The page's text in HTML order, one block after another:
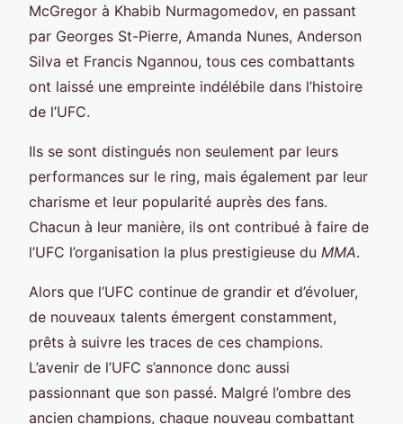
McGregor à Khabib Nurmagomedov, en passant
par Georges St-Pierre, Amanda Nunes, Anderson
Silva et Francis Ngannou, tous ces combattants
ont laissé une empreinte indélébile dans l’histoire
de l’UFC.
Ils se sont distingués non seulement par leurs
performances sur le ring, mais également par leur
charisme et leur popularité auprès des fans.
Chacun à leur manière, ils ont contribué à faire de
l’UFC l’organisation la plus prestigieuse du MMA.
Alors que l’UFC continue de grandir et d’évoluer,
de nouveaux talents émergent constamment,
prêts à suivre les traces de ces champions.
L’avenir de l’UFC s’annonce donc aussi
passionnant que son passé. Malgré l’ombre des
ancien champions, chaque nouveau combattant